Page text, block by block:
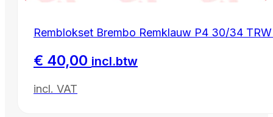
Remblokset Brembo Remklauw P4 30/34
€ 40,00 incl.btw
incl. VAT